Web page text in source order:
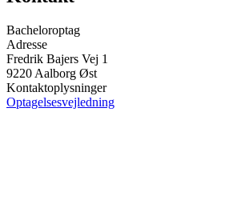
Bacheloroptag
Adresse
Fredrik Bajers Vej 1
9220 Aalborg Øst
Kontaktoplysninger
Optagelsesvejledning